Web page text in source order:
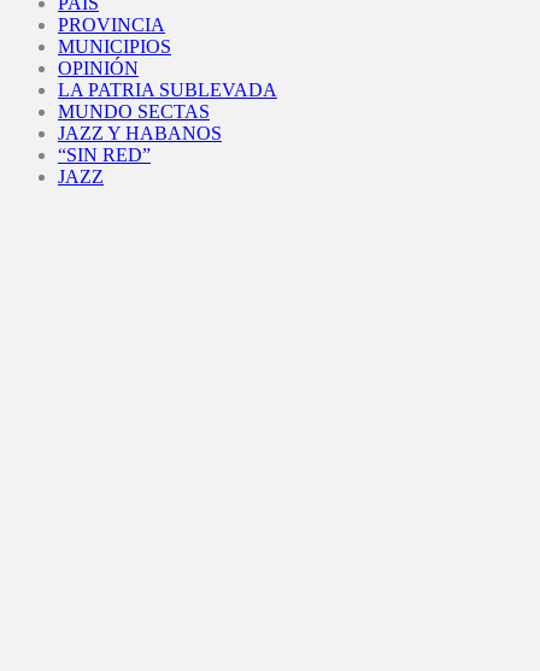
PROVINCIA
MUNICIPIOS
OPINIÓN
LA PATRIA SUBLEVADA
MUNDO SECTAS
JAZZ Y HABANOS
“SIN RED”
JAZZ